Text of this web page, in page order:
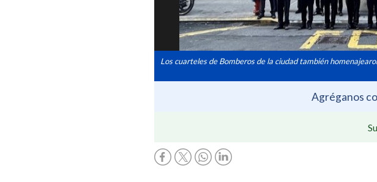
Los cuarteles de Bomberos de la ciudad también
Agréganos